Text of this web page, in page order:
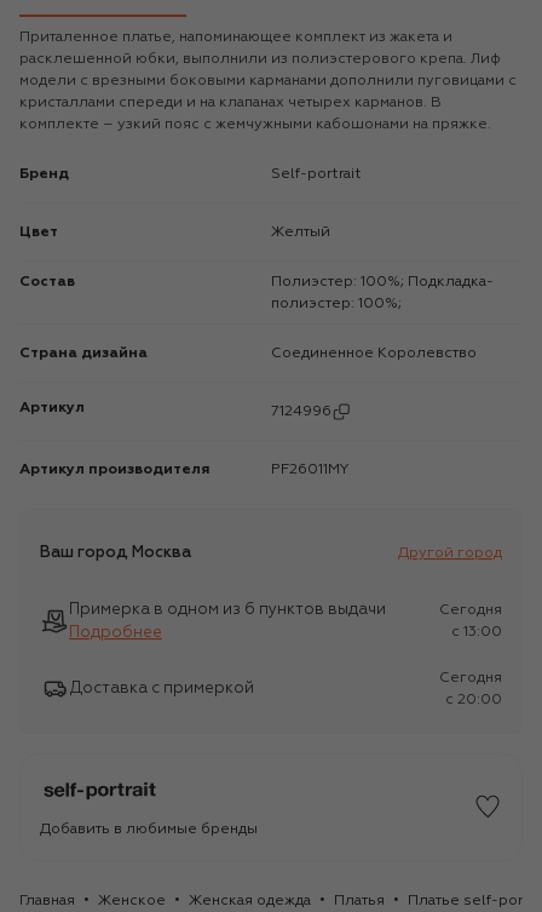
Приталенное платье, напоминающее комплект из жакета и
расклешенной юбки, выполнили из полиэстерового крепа. Лиф
модели с врезными боковыми карманами дополнили пуговицами с
кристаллами спереди и на клапанах четырех карманов. В
комплекте – узкий пояс с жемчужными кабошонами на пряжке.
Бренд self-portrait
Цвет Желтый
Состав
Полиэстер: 100%; Подкладка-
полиэстер: 100%;
Страна дизайна Соединенное Королевство
Артикул 7124996
Артикул производителя PF26011MY
Ваш город Москва Другой город
Примерка в одном из 6 пунктов выдачи
Подробнее
Сегодня
c 13:00
Доставка с примеркой
Сегодня
c 20:00
Добавить в любимые бренды
Главная Женское Женская одежда Платья Платье self-